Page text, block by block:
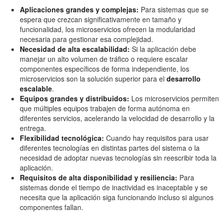
Aplicaciones grandes y complejas: Para sistemas que se
espera que crezcan significativamente en tamaño y
funcionalidad, los microservicios ofrecen la modularidad
necesaria para gestionar esa complejidad.
Necesidad de alta escalabilidad: Si la aplicación debe
manejar un alto volumen de tráfico o requiere escalar
componentes específicos de forma independiente, los
microservicios son la solución superior para el desarrollo
escalable.
Equipos grandes y distribuidos: Los microservicios permiten
que múltiples equipos trabajen de forma autónoma en
diferentes servicios, acelerando la velocidad de desarrollo y la
entrega.
Flexibilidad tecnológica: Cuando hay requisitos para usar
diferentes tecnologías en distintas partes del sistema o la
necesidad de adoptar nuevas tecnologías sin reescribir toda la
aplicación.
Requisitos de alta disponibilidad y resiliencia: Para
sistemas donde el tiempo de inactividad es inaceptable y se
necesita que la aplicación siga funcionando incluso si algunos
componentes fallan.